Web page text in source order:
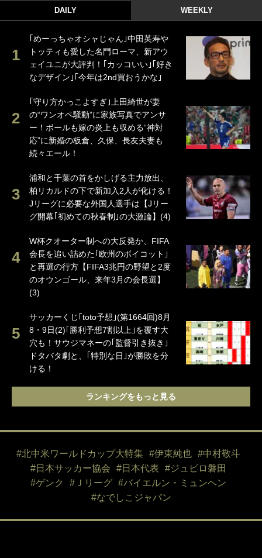
DAILY WEEKLY
｢めーっちゃオシャじゃん｣中田英寿や
トッティも愛した名門ローマ、新アウ
ェイユニが大評判！｢カッコいい｣｢好き
なデザイン｣｢今年は2nd買おうかな｣
｢守り方かっこよすぎ｣上田綺世が妻
の“ワンオペ騒動”に家族写真でアンサ
ー！ボールも嫁の炎上も収める“神対
応”に新婚の板倉、久保、長友夫妻も
続々エール！
浦和と千葉の首をかしげる主力放出、
柏リカルドの下で新加入2人が化ける！
Jリーグに必要な外国人選手は【Jリー
グ開幕｢初めての秋春制｣の大激論】(4)
W杯クオーター制への大反発か、FIFA
会長を追い詰めた｢欧州のボイコット｣
と再選の行方【FIFA3兆円の野望と2度
のオウンゴール、来年3月の会長選】
(3)
サッカーくじ｢toto予想｣(第1664回)8月
8・9日(2)｢勝利予想7割以上｣を覆す大
穴も！サウジマネーの｢監督引き抜き｣
ドタバタ劇と、｢特別な日｣が勝敗を分
ける！
ランキングをもっと見る
#北中米ワールドカップ大特集 #伊東純也
#中村敬斗
#日本サッカー協会
#日本代表
#ジュビロ磐田
#ゲンク
#Ｊリーグ
#バイエルン・ミュンヘン
#なでしこジャパン